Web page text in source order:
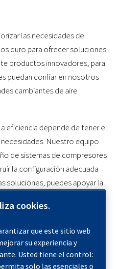
las necesidades de
duro para ofrecer soluciones.
productos innovadores, para
puedan confiar en nosotros
cambiantes de aire
eficiencia depende de tener el
Nuestro equipo
de sistemas de compresores
la configuración adecuada
soluciones, puedes apoyar la
valoramos la formación
que se ajusten a tus
básicos sobre
cookies.
que este sitio web
su experiencia y
Usted tiene el control:
solo las esenciales o